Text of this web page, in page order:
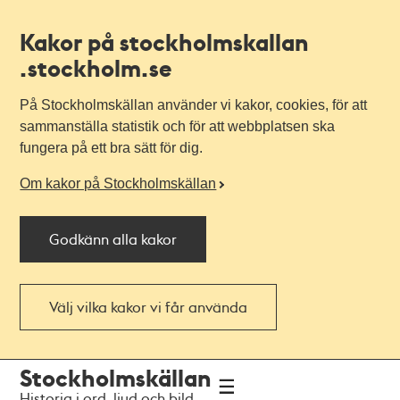
Kakor på stockholmskallan
.stockholm.se
På Stockholmskällan använder vi kakor, cookies, för att
sammanställa statistik och för att webbplatsen ska
fungera på ett bra sätt för dig.
Om kakor på Stockholmskällan
Godkänn alla kakor
Välj vilka kakor vi får använda
navigationen
huvudinnehållet
Stockholmskällan